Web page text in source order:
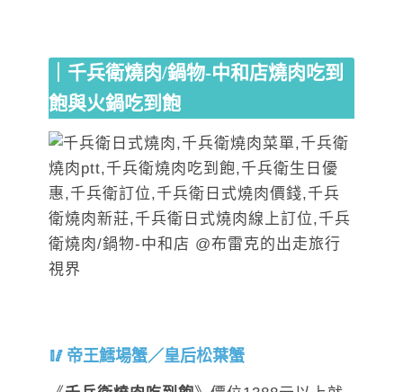
｜千兵衛燒肉/鍋物-中和店燒肉吃到
飽與火鍋吃到飽
帝王鱈場蟹／皇后松葉蟹